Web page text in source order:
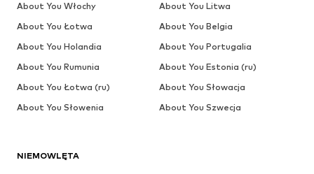
NIEMOWLĘTA
About You Włochy
About You Litwa
About You Łotwa
About You Belgia
About You Holandia
About You Portugalia
About You Rumunia
About You Estonia (ru)
About You Łotwa (ru)
About You Słowacja
About You Słowenia
About You Szwecja